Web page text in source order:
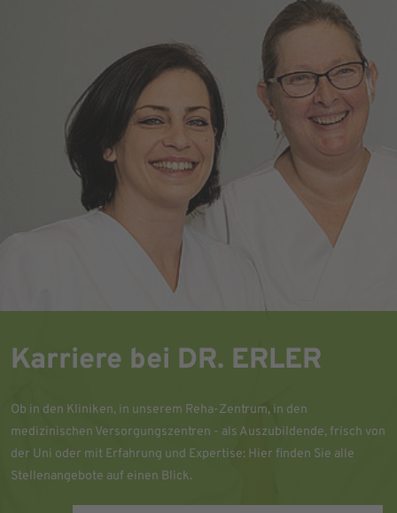
Karriere bei DR. ERLER
Ob in den Kliniken, in unserem Reha-Zentrum, in den
medizinischen Versorgungszentren - als Auszubildende, frisch von
der Uni oder mit Erfahrung und Expertise: Hier finden Sie alle
Stellenangebote auf einen Blick.